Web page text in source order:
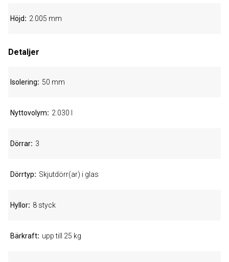
Höjd 2.005 mm
Detaljer
Isolering 50 mm
Nyttovolym 2.030 l
Dörrar 3
Dörrtyp Skjutdörr(ar) i glas
Hyllor 8 styck
Bärkraft upp till 25 kg